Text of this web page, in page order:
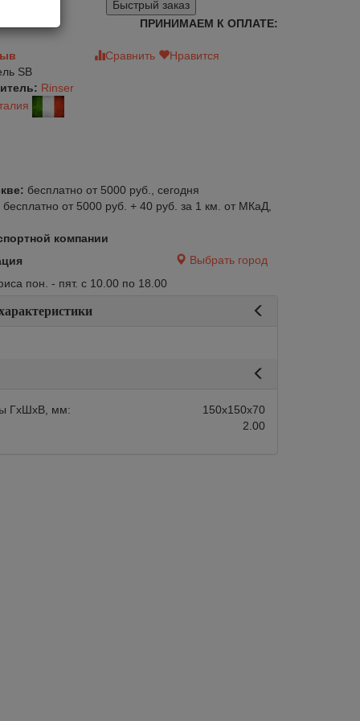
Быстрый заказ
ПРИНИМАЕМ К ОПЛАТЕ:
Сравнить
Нравится
SB
Rinser
бесплатно от 5000 руб., сегодня
бесплатно от 5000 руб. + 40 руб. за 1 км. от МКаД,
компании
Выбрать город
пон. - пят. с 10.00 по 18.00
ГхШхВ, мм:
150х150х70
2.00